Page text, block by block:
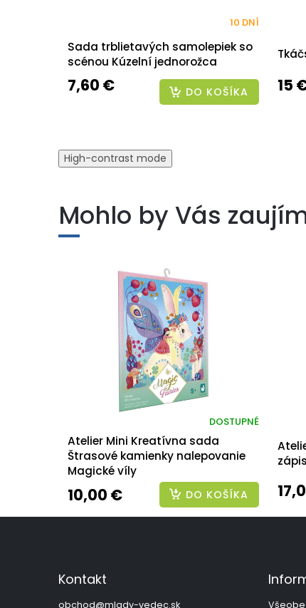
Sada trblietavých samolepiek so
scénou Kúzelní jednorožca
10 DNÍ
7,60 € DO KOŠÍKA 15
High-contrast mode
Mohlo by Vás
Atelier Mini Kreatívna sada
Štrasové kamienky nalepovanie
Magické víly
DOSTUPNÉ
10,00 € DO KOŠÍKA
Kontakt
obchod@mlady-vedec.sk